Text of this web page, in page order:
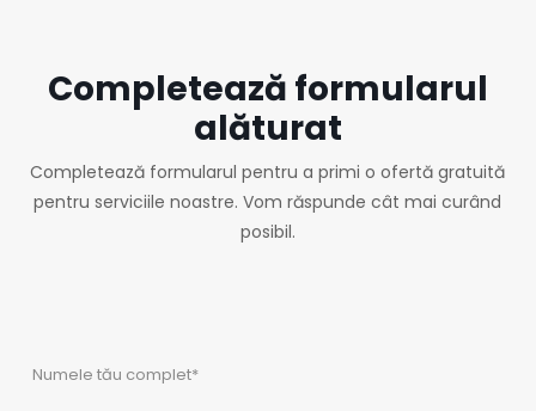
Completează formularul
alăturat
Completează formularul pentru a primi o ofertă gratuită
pentru serviciile noastre. Vom răspunde cât mai curând
posibil.
Numele tău complet*